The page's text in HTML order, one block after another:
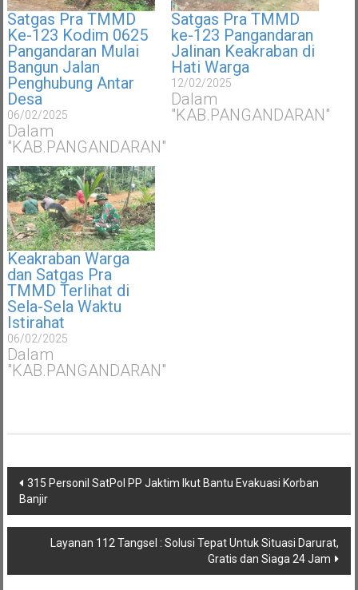
Satgas Pra TMMD
Ke-123 Kodim 0625
Pangandaran Mulai
Bangun Jalan
Penghubung Antar
Desa
06/02/2025
Dalam
"KAB.PANGANDARAN"
Satgas Pra TMMD
ke-123 Pangandaran
Jalinan Keakraban di
Hati Warga
12/02/2025
Dalam
"KAB.PANGANDARAN"
Keakraban Warga
dan Satgas Pra
TMMD Terlihat di
Sela-Sela Waktu
Istirahat
06/02/2025
Dalam
"KAB.PANGANDARAN"
Navigasi
pos
315 Personil SatPol PP Jaktim Ikut Bantu Evakuasi Korban
Banjir
Layanan 112 Tangsel : Solusi Tepat Untuk Situasi Darurat,
Gratis dan Siaga 24 Jam